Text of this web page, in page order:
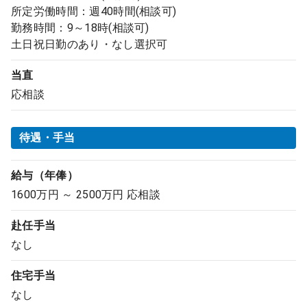
所定労働時間：週40時間(相談可)
勤務時間：9～18時(相談可)
土日祝日勤のあり・なし選択可
当直
応相談
待遇・手当
給与（年俸）
1600万円 ～ 2500万円 応相談
赴任手当
なし
住宅手当
なし